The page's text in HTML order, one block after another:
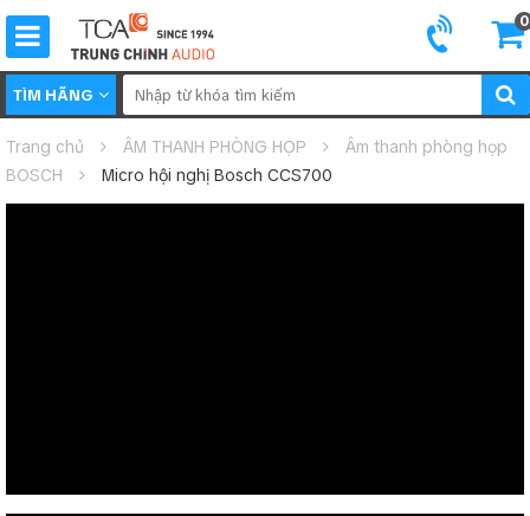
0
TÌM HÃNG
Trang chủ ÂM THANH PHÒNG HỌP
Âm thanh phòng họp
BOSCH
Micro hội nghị Bosch CCS700